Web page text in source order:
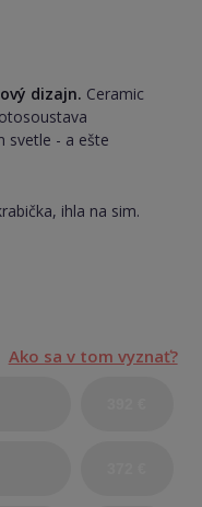
dizajn. Ceramic
svetle - a ešte
ihla na sim.
Ako sa v tom vyznať?